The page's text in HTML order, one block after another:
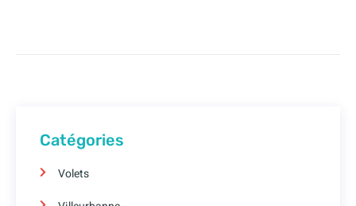
Catégories
Volets